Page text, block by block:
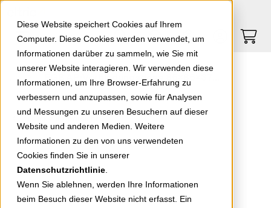
Diese Website speichert Cookies auf Ihrem
Computer. Diese Cookies werden verwendet, um
Informationen darüber zu sammeln, wie Sie mit
unserer Website interagieren. Wir verwenden diese
Informationen, um Ihre Browser-Erfahrung zu
verbessern und anzupassen, sowie für Analysen
und Messungen zu unseren Besuchern auf dieser
Website und anderen Medien. Weitere
Informationen zu den von uns verwendeten
Cookies finden Sie in unserer
Datenschutzrichtlinie
Wenn Sie ablehnen, werden Ihre Informationen
beim Besuch dieser Website nicht erfasst. Ein
Springe zu Hauptinhalt Springe zum Footer
0
zurück zur Übersicht